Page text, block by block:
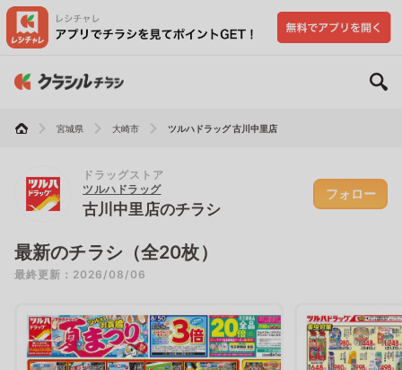
宮城県 大崎市 ツルハドラッグ 古川中里店
ドラッグストア
ツルハドラッグ
古川中里店のチラシ
フォロー
最新のチラシ（全20枚）
最終更新：2026/08/06